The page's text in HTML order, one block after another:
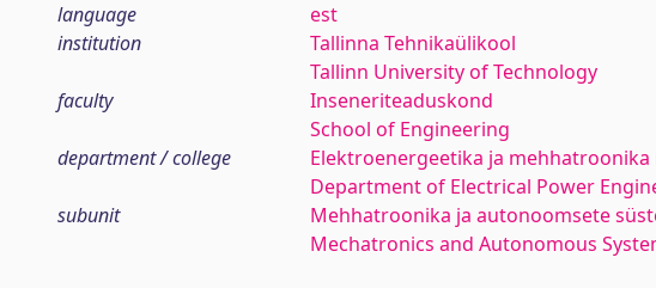
language
est
institution
Tallinna Tehnikaülikool
Tallinn University of Technology
faculty
Inseneriteaduskond
School of Engineering
department / college
Elektroenergeetika ja
Department of Electrical Power
subunit
Mehhatroonika ja autonoomsete
Mechatronics and Autonomous